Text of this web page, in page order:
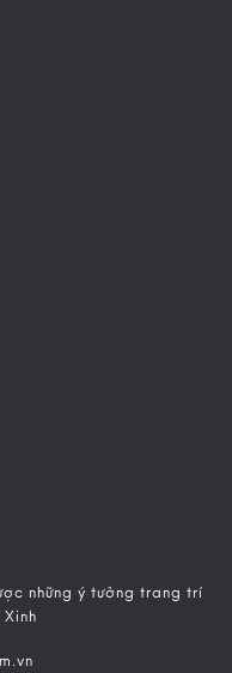
những ý tưởng trang trí